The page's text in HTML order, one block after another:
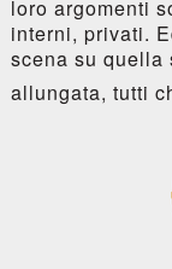
loro argomenti
interni, privati.
scena su quella
allungata, tutti